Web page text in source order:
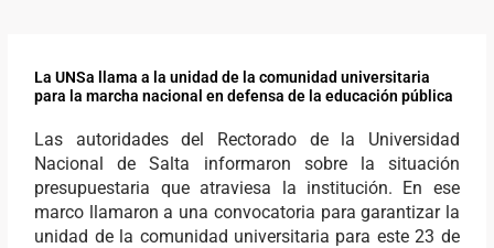
La UNSa llama a la unidad de la comunidad universitaria
para la marcha nacional en defensa de la educación pública
Las autoridades del Rectorado de la Universidad
Nacional de Salta informaron sobre la situación
presupuestaria que atraviesa la institución. En ese
marco llamaron a una convocatoria para garantizar la
unidad de la comunidad universitaria para este 23 de